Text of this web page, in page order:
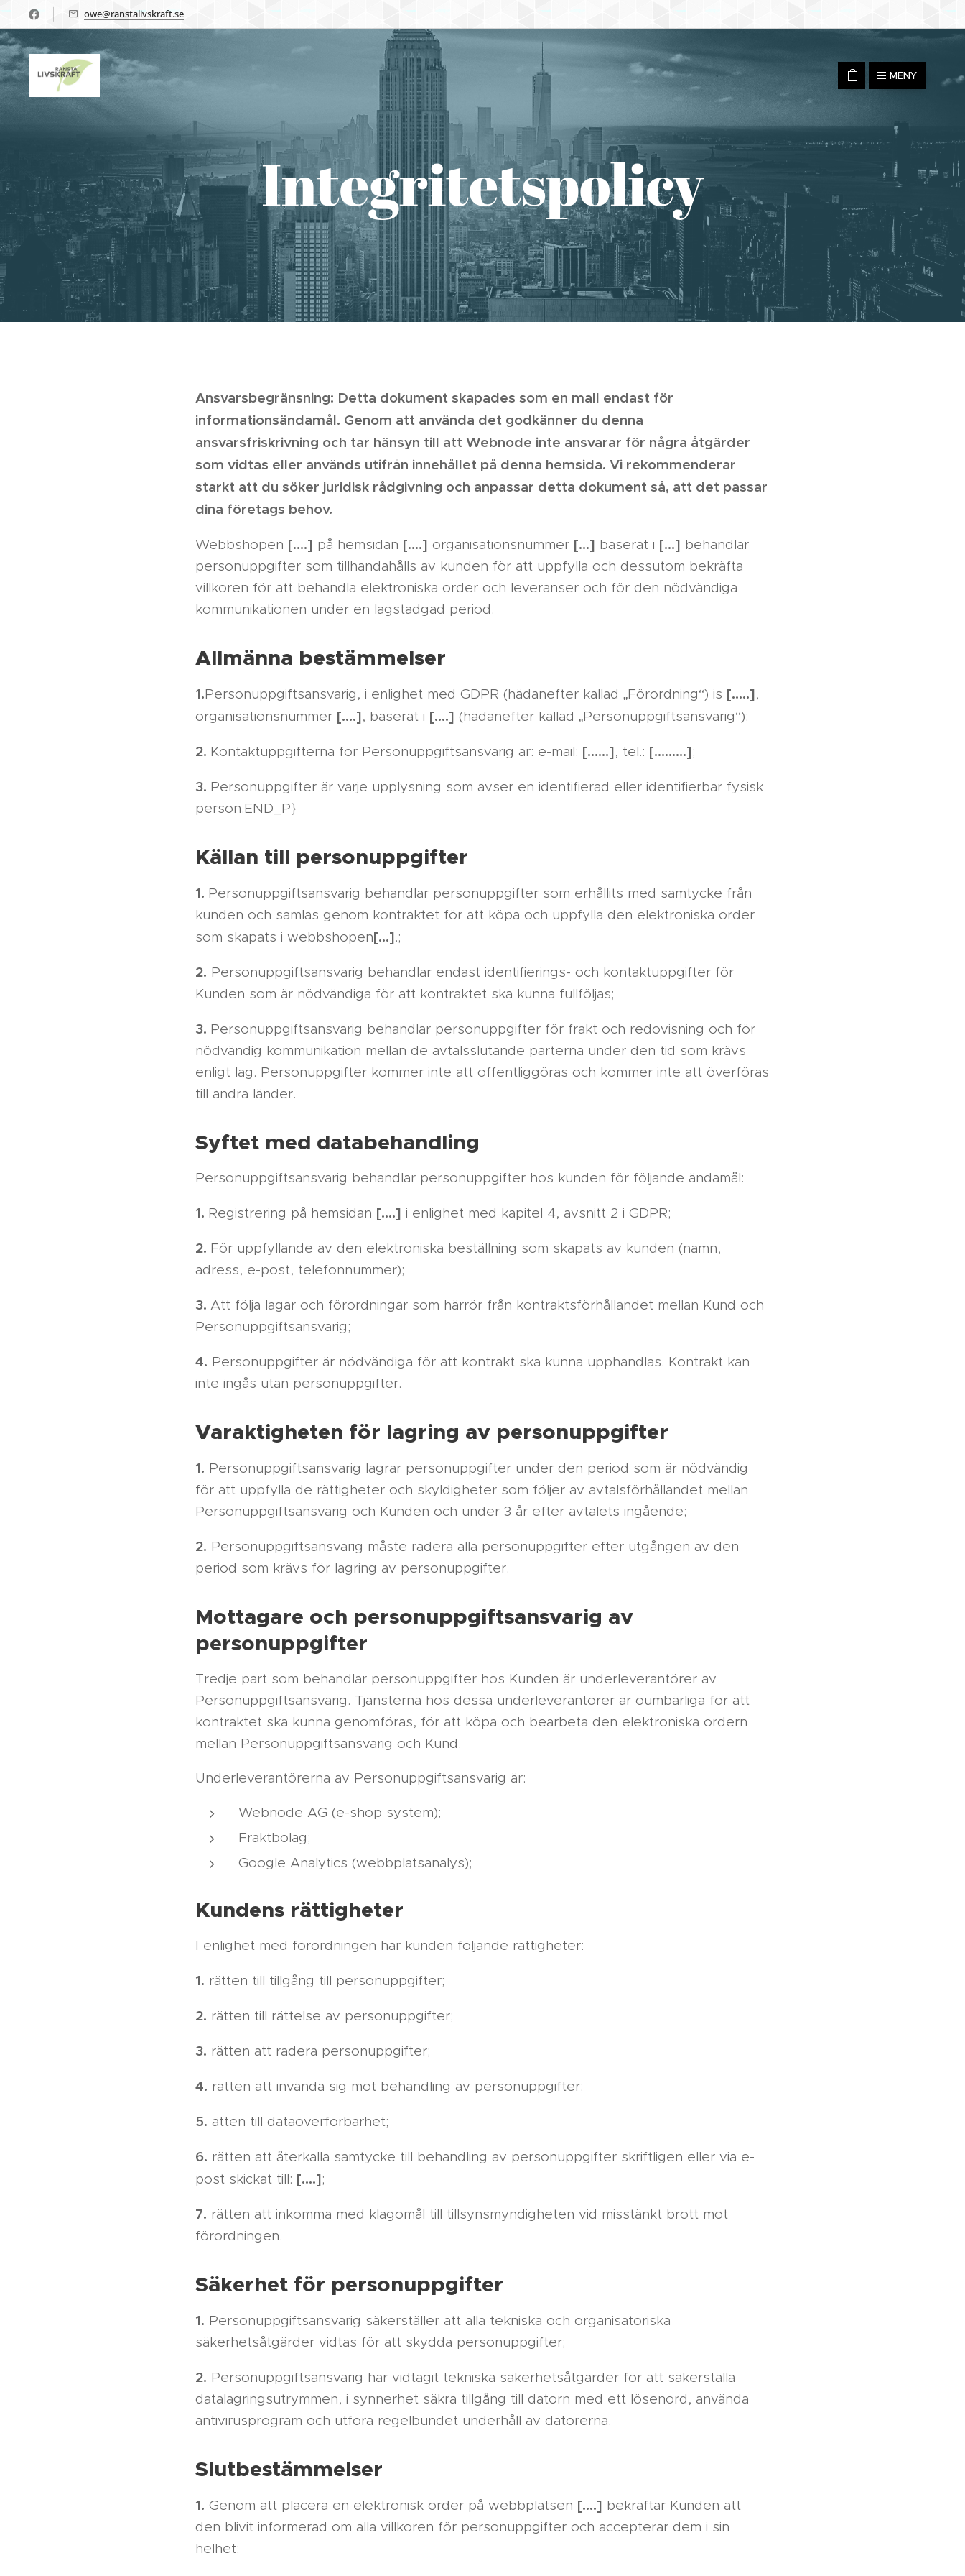
owe@ranstalivskraft.se
MENY
Integritetspolicy
Ansvarsbegränsning: Detta dokument skapades som en mall endast för
informationsändamål. Genom att använda det godkänner du denna
ansvarsfriskrivning och tar hänsyn till att Webnode inte ansvarar för några åtgärder
som vidtas eller används utifrån innehållet på denna hemsida. Vi rekommenderar
starkt att du söker juridisk rådgivning och anpassar detta dokument så, att det passar
dina företags behov.
Webbshopen [….] på hemsidan [….] organisationsnummer […] baserat i […] behandlar
personuppgifter som tillhandahålls av kunden för att uppfylla och dessutom bekräfta
villkoren för att behandla elektroniska order och leveranser och för den nödvändiga
kommunikationen under en lagstadgad period.
Allmänna bestämmelser
1.Personuppgiftsansvarig, i enlighet med GDPR (hädanefter kallad „Förordning“) is […..],
organisationsnummer [….], baserat i [….] (hädanefter kallad „Personuppgiftsansvarig“);
2. Kontaktuppgifterna för Personuppgiftsansvarig är: e-mail: [……], tel.: [………];
3. Personuppgifter är varje upplysning som avser en identifierad eller identifierbar fysisk
person.END_P}
Källan till personuppgifter
1. Personuppgiftsansvarig behandlar personuppgifter som erhållits med samtycke från
kunden och samlas genom kontraktet för att köpa och uppfylla den elektroniska order
som skapats i webbshopen[…].;
2. Personuppgiftsansvarig behandlar endast identifierings- och kontaktuppgifter för
Kunden som är nödvändiga för att kontraktet ska kunna fullföljas;
3. Personuppgiftsansvarig behandlar personuppgifter för frakt och redovisning och för
nödvändig kommunikation mellan de avtalsslutande parterna under den tid som krävs
enligt lag. Personuppgifter kommer inte att offentliggöras och kommer inte att överföras
till andra länder.
Syftet med databehandling
Personuppgiftsansvarig behandlar personuppgifter hos kunden för följande ändamål:
1. Registrering på hemsidan [….] i enlighet med kapitel 4, avsnitt 2 i GDPR;
2. För uppfyllande av den elektroniska beställning som skapats av kunden (namn,
adress, e-post, telefonnummer);
3. Att följa lagar och förordningar som härrör från kontraktsförhållandet mellan Kund och
Personuppgiftsansvarig;
4. Personuppgifter är nödvändiga för att kontrakt ska kunna upphandlas. Kontrakt kan
inte ingås utan personuppgifter.
Varaktigheten för lagring av personuppgifter
1. Personuppgiftsansvarig lagrar personuppgifter under den period som är nödvändig
för att uppfylla de rättigheter och skyldigheter som följer av avtalsförhållandet mellan
Personuppgiftsansvarig och Kunden och under 3 år efter avtalets ingående;
2. Personuppgiftsansvarig måste radera alla personuppgifter efter utgången av den
period som krävs för lagring av personuppgifter.
Mottagare och personuppgiftsansvarig av
personuppgifter
Tredje part som behandlar personuppgifter hos Kunden är underleverantörer av
Personuppgiftsansvarig. Tjänsterna hos dessa underleverantörer är oumbärliga för att
kontraktet ska kunna genomföras, för att köpa och bearbeta den elektroniska ordern
mellan Personuppgiftsansvarig och Kund.
Underleverantörerna av Personuppgiftsansvarig är:
Webnode AG (e-shop system);
Fraktbolag;
Google Analytics (webbplatsanalys);
Kundens rättigheter
I enlighet med förordningen har kunden följande rättigheter:
1. rätten till tillgång till personuppgifter;
2. rätten till rättelse av personuppgifter;
3. rätten att radera personuppgifter;
4. rätten att invända sig mot behandling av personuppgifter;
5. ätten till dataöverförbarhet;
6. rätten att återkalla samtycke till behandling av personuppgifter skriftligen eller via e-
post skickat till: [….];
7. rätten att inkomma med klagomål till tillsynsmyndigheten vid misstänkt brott mot
förordningen.
Säkerhet för personuppgifter
1. Personuppgiftsansvarig säkerställer att alla tekniska och organisatoriska
säkerhetsåtgärder vidtas för att skydda personuppgifter;
2. Personuppgiftsansvarig har vidtagit tekniska säkerhetsåtgärder för att säkerställa
datalagringsutrymmen, i synnerhet säkra tillgång till datorn med ett lösenord, använda
antivirusprogram och utföra regelbundet underhåll av datorerna.
Slutbestämmelser
1. Genom att placera en elektronisk order på webbplatsen [….] bekräftar Kunden att
den blivit informerad om alla villkoren för personuppgifter och accepterar dem i sin
helhet;